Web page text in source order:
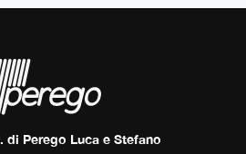
di Perego Luca e Stefano